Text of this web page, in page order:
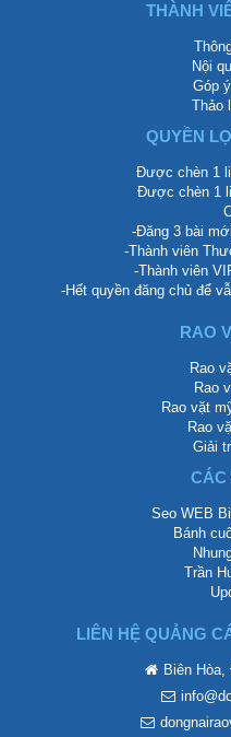
THÀNH
Nội
Góp
Thảo
QUYỀN
Được chèn 1
Được chèn 1
-Đăng 3 bài
-Thành viên
-Thành viên
-Hết quyền đăng chủ để
RAO
Rao
Rao
Rao vặt
Rao
Giải
CÁC
Seo WEB
Bánh
Trần
LIÊN HỆ QUẢNG
Biên